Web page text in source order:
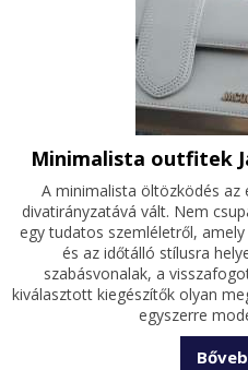
Minimalista outfitek
A minimalista öltözködés az
divatirányzatává vált. Nem
egy tudatos szemléletről,
és az időtálló stílusra
szabásvonalak, a
kiválasztott kiegészítők olyan
egyszerre